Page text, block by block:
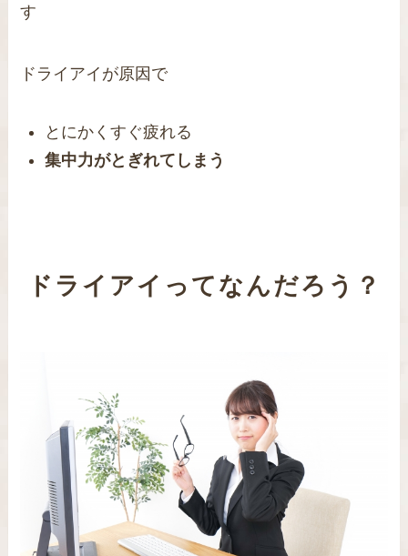
す
ドライアイが原因で
とにかくすぐ疲れる
集中力がとぎれてしまう
ドライアイってなんだろう？